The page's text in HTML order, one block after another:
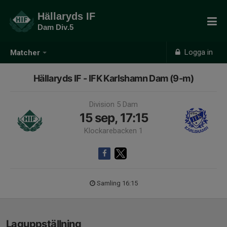
Matcher Logga in
Hällaryds IF
Dam Div.5
Hällaryds IF - IFK Karlshamn Dam (9-m)
Division 5 Dam
15 sep, 17:15
Klockarebacken 1
Samling 16:15
Laguppställning